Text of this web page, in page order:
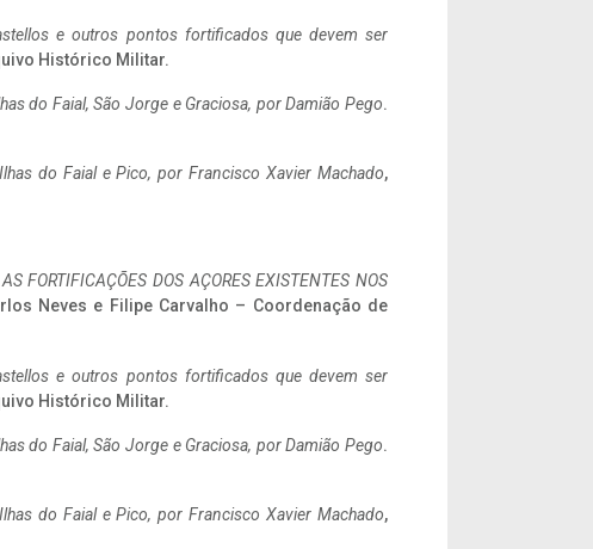
e outros pontos fortificados que devem ser
Histórico Militar.
do Faial, São Jorge e Graciosa, por Damião Pego.
do Faial e Pico, por Francisco Xavier Machado,
FORTIFICAÇÕES DOS AÇORES EXISTENTES NOS
Neves e Filipe Carvalho – Coordenação de
e outros pontos fortificados que devem ser
Histórico Militar.
do Faial, São Jorge e Graciosa, por Damião Pego.
do Faial e Pico, por Francisco Xavier Machado,